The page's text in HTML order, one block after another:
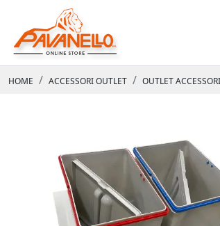
HOME ACCESSORI OUTLET OUTLET ACCESSORI